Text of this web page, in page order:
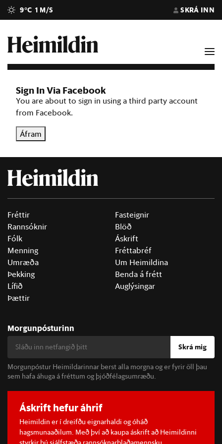
9°C 1 M/S SKRÁ INN
Sign In Via Facebook
You are about to sign in using a third party account
from Facebook.
Áfram
Fréttir
Rannsóknir
Fólk
Menning
Umræða
Þekking
Lífið
Þættir
Fasteignir
Blöð
Áskrift
Fréttabréf
Um Heimildina
Benda á frétt
Auglýsingar
Morgunpósturinn
Skrá mig
Morgunpóstur Heimildarinnar berst alla morgna og er fyrir öll þau
sem hafa áhuga á fréttum og þjóðfélagsumræðu.
Áskrift hefur áhrif
Heimildin er í dreifðu eignarhaldi og óháð
hagsmunaaðilum. Með því að kaupa áskrift að Heimildinni